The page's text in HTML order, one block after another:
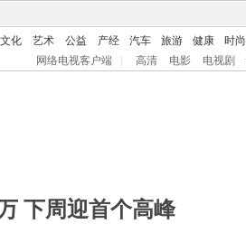
文化 艺术 公益 产经 汽车 旅游 健康 时尚
网络电视客户端 高清 电影 电视剧
下周迎首个高峰